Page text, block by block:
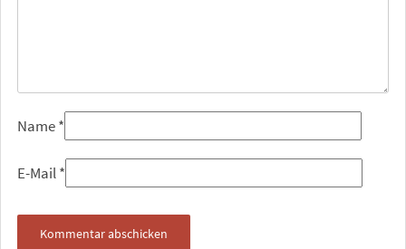
Name*
E-Mail*